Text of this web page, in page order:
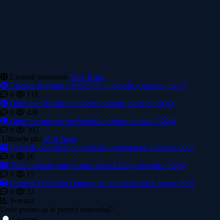
Excursii strainatate Vezi Toate
Biserica Romano Catolica din Óföldeák, Ungaria (2025)
0
118
Obiective Turistice in Szeged vizitate intr-o zi (2024)
0
428
Obiective turistice in Subotica vizitate intr-o zi (2024)
0
305
Ultimele știri Vezi Toate
Punct de belvedere pe Semenic inaugurat pe 1 August 2026
0
20
Traseu tematic spre Cetatea dacică Bănița deschis (2026)
0
15
Castelul Teleki din Gornești se redeschide pe 1 august 2026
0
33
Voteaza
Unde preferi sa iti petreci concediul?